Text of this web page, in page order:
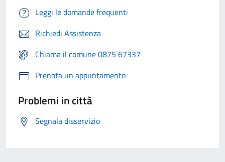
Leggi le domande frequenti
Richiedi Assistenza
Chiama il comune 0875 67337
Prenota un appuntamento
Problemi in città
Segnala disservizio